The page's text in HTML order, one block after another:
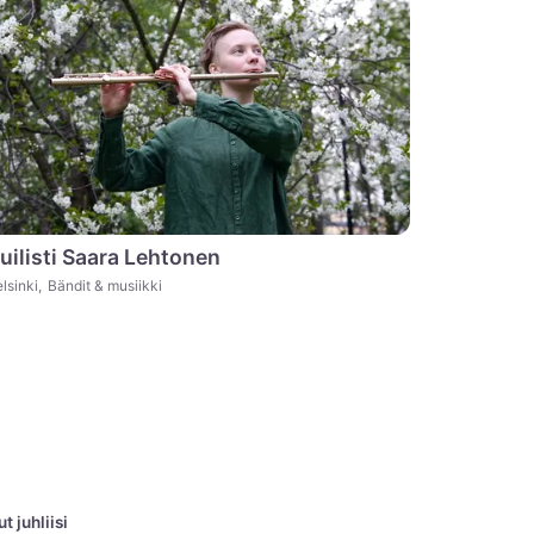
Saara Lehtonen
Bändit & musiikki
juhliisi